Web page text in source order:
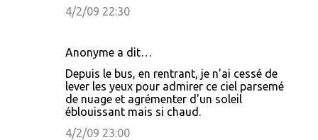
4/2/09 22:30
Anonyme a dit…
Depuis le bus, en rentrant, je n'ai cessé de
lever les yeux pour admirer ce ciel parsemé
de nuage et agrémenter d'un soleil
éblouissant mais si chaud.
4/2/09 23:00